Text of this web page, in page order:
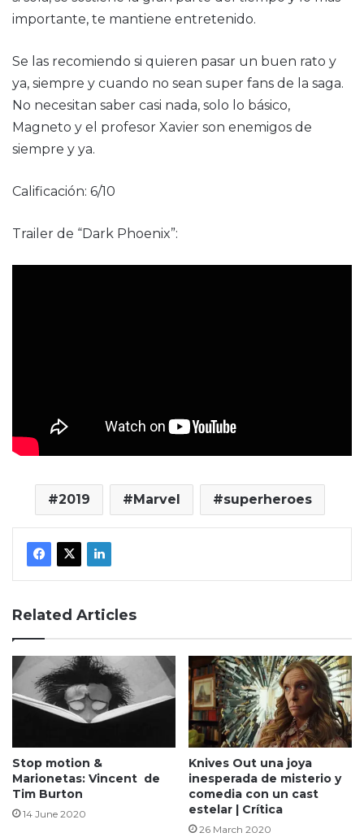
importante, te mantiene entretenido.
Se las recomiendo si quieren pasar un buen rato y
ya, siempre y cuando no sean super fans de la saga.
No necesitan saber casi nada, solo lo básico,
Magneto y el profesor Xavier son enemigos de
siempre y ya.
Calificación: 6/10
Trailer de “Dark Phoenix”:
2019 Marvel superheroes
Related Articles
Stop motion &
Marionetas: Vincent de
Tim Burton
14 June 2020
Knives Out una joya
inesperada de misterio y
comedia con un cast
estelar | Crítica
26 March 2020